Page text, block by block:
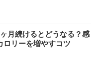
月続けるとどうなる？感
ロリーを増やすコツ